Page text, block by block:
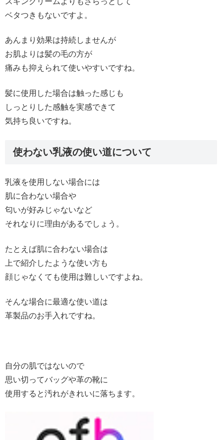
ベタつきもないですよ。
あんまり効果は持続しませんが
お肌よりは髪の毛の方が
痛みも抑えられて使いやすいですね。
髪に使用した場合は触った感じも
しっとりした感触を実感できて
気持ち良いですね。
使わない乳液の使い道について
乳液を使用しない場合には
肌に合わない場合や
匂いが好みじゃないなど
それなりに理由があるでしょう。
たとえば肌に合わない場合は
上で紹介したような使い方も
顔じゃなくても使用は難しいですよね。
そんな場合に最適な使い道は
革製品のお手入れですね。
自分の肌ではないので
思い切ってバッグや革の靴に
使用すると汚れがきれいに落ちます。